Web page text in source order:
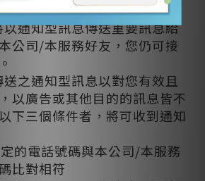
通知型訊息傳送重要訊息給
公司/本服務好友，您仍可接
之通知型訊息以對您有效且
以廣告或其他目的的訊息皆不
下三個條件者，將可收到通知
的電話號碼與本公司/本服務
比對相符